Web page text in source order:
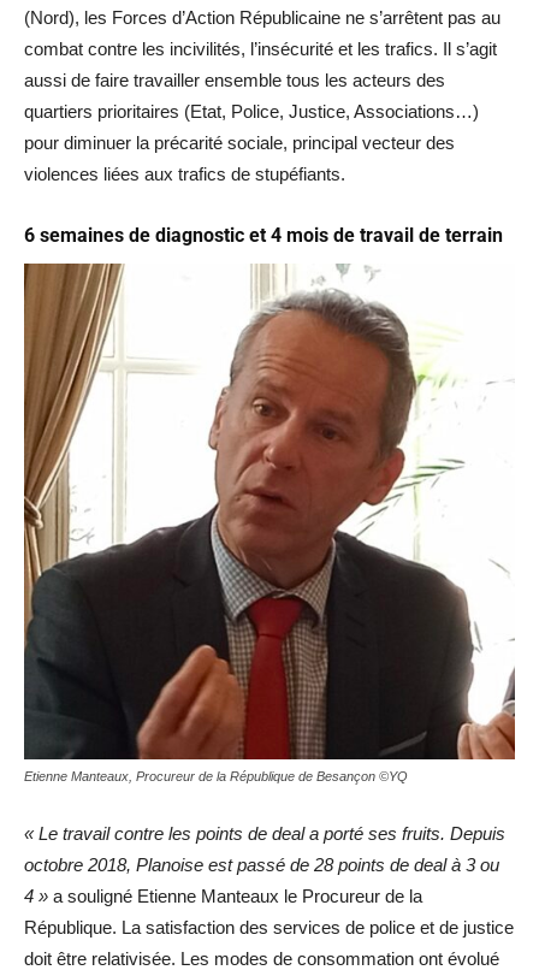
(Nord), les Forces d’Action Républicaine ne s’arrêtent pas au
combat contre les incivilités, l’insécurité et les trafics. Il s’agit
aussi de faire travailler ensemble tous les acteurs des
quartiers prioritaires (Etat, Police, Justice, Associations…)
pour diminuer la précarité sociale, principal vecteur des
violences liées aux trafics de stupéfiants.
6 semaines de diagnostic et 4 mois de travail de terrain
Etienne Manteaux, Procureur de la République de Besançon ©YQ
« Le travail contre les points de deal a porté ses fruits. Depuis
octobre 2018, Planoise est passé de 28 points de deal à 3 ou
4 » a souligné Etienne Manteaux le Procureur de la
République. La satisfaction des services de police et de justice
doit être relativisée. Les modes de consommation ont évolué